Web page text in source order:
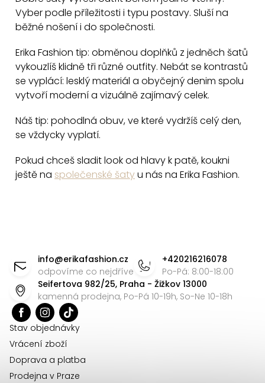
ý
p
s
u
Vyber podle příležitosti i typu postavy. Sluší na
běžné nošení i do společnosti.
Erika Fashion tip: obměnou doplňků z jedněch šatů
vykouzlíš klidně tři různé outfity. Nebát se kontrastů
se vyplácí: lesklý materiál a obyčejný denim spolu
vytvoří moderní a vizuálně zajímavý celek.
Náš tip: pohodlná obuv, ve které vydržíš celý den,
se vždycky vyplatí.
Pokud chceš sladit look od hlavy k patě, koukni
ještě na společenské šatyu nás na Erika Fashion.
info@erikafashion.cz
odpovíme co nejdříve
+420216216078
Po-Pá: 8:00-18:00
Seifertova 982/25, Praha - Žižkov 13000
kamenná prodejna, Po-Pá 10-19h, So-Ne 10-18h
Stav objednávky
Vrácení zboží
Doprava a platba
Prodejna v Praze